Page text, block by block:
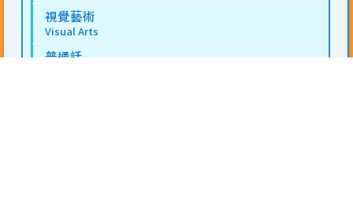
視覺藝術
Visual Arts
普通話